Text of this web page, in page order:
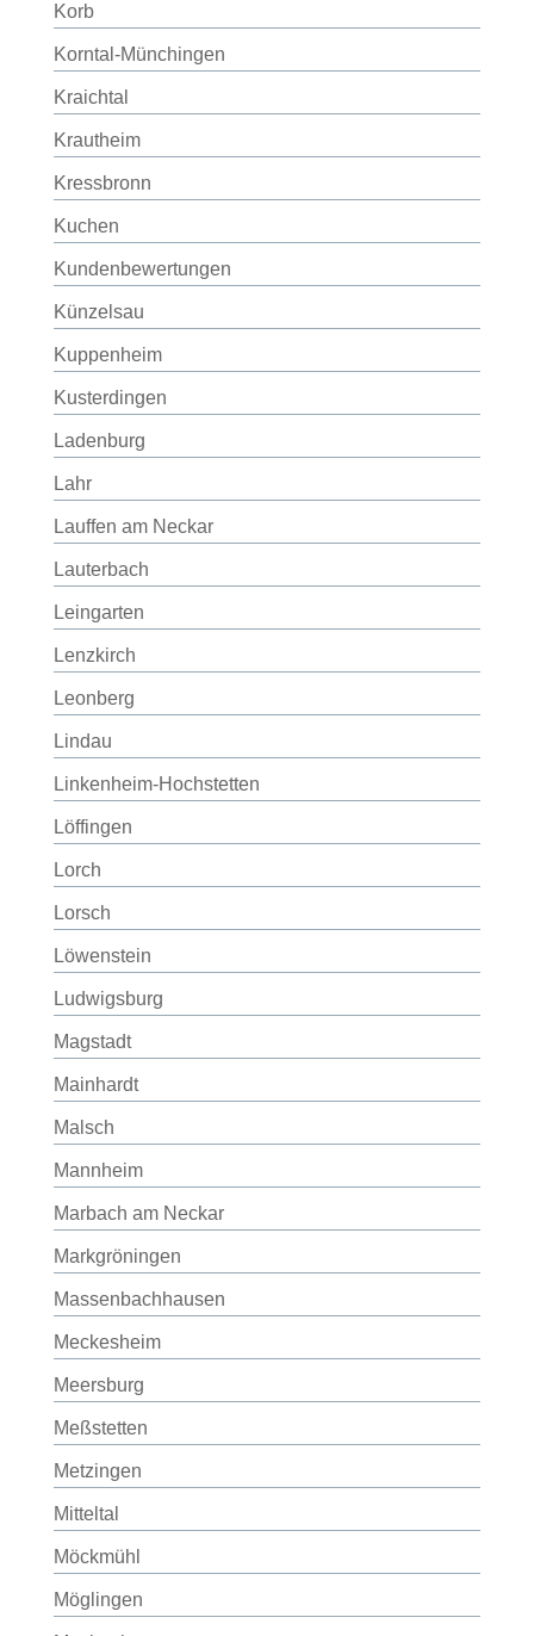
Korb
Korntal-Münchingen
Kraichtal
Krautheim
Kressbronn
Kuchen
Kundenbewertungen
Künzelsau
Kuppenheim
Kusterdingen
Ladenburg
Lahr
Lauffen am Neckar
Lauterbach
Leingarten
Lenzkirch
Leonberg
Lindau
Linkenheim-Hochstetten
Löffingen
Lorch
Lorsch
Löwenstein
Ludwigsburg
Magstadt
Mainhardt
Malsch
Mannheim
Marbach am Neckar
Markgröningen
Massenbachhausen
Meckesheim
Meersburg
Meßstetten
Metzingen
Mitteltal
Möckmühl
Möglingen